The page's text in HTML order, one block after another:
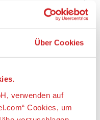
Über Cookies
verwenden auf
Cookies, um
Fernsteuerung
die Passagiere
insgesamt über 12
breit
sind jeweils über